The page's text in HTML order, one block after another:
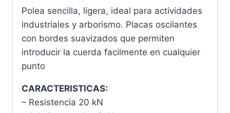
Polea sencilla, ligera, ideal para actividades
industriales y arborismo. Placas oscilantes
con bordes suavizados que permiten
introducir la cuerda facilmente en cualquier
punto
CARACTERISTICAS:
– Resistencia 20 kN